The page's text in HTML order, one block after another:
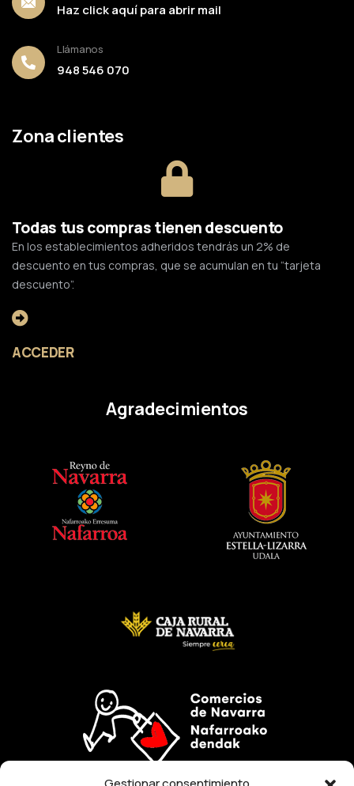
Haz click aquí para abrir mail
Llámanos
948 546 070
Zona clientes
Todas tus compras tienen descuento
En los establecimientos adheridos tendrás un 2% de
descuento en tus compras, que se acumulan en tu “tarjeta
descuento”.
ACCEDER
Agradecimientos